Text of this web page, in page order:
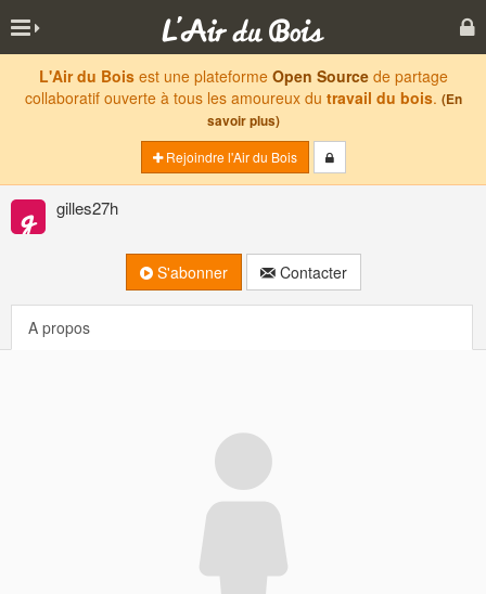
L'Air du Boisest une plateforme Open Sourcede partage
collaboratif ouverte à tous les amoureux du travail du bois. (En
savoir plus)
Rejoindre l'Air du Bois
gilles27h
S'abonner Contacter
A propos